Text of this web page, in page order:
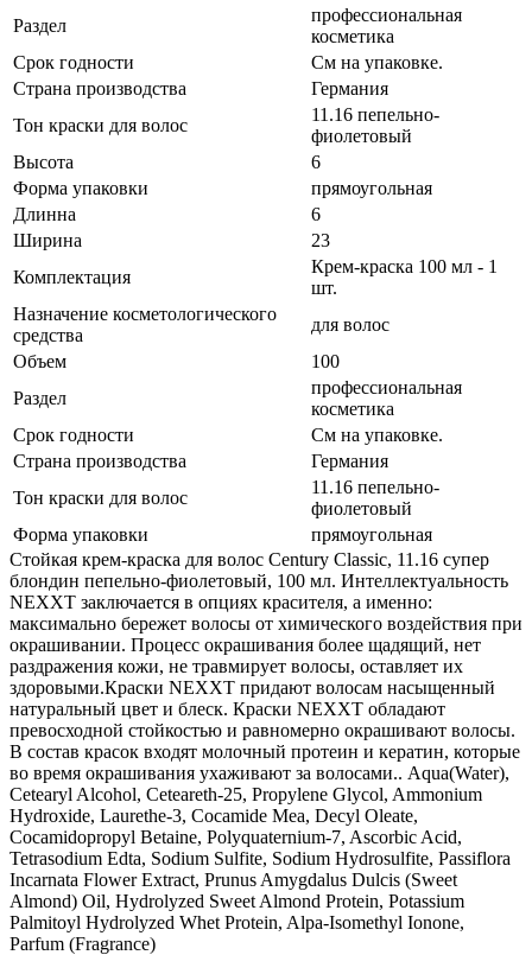
Раздел
профессиональная
косметика
Срок годности
См на упаковке.
Страна производства
Германия
Тон краски для волос
11.16 пепельно-
фиолетовый
Высота
6
Форма упаковки
прямоугольная
Длинна
6
Ширина
23
Комплектация
Крем-краска 100 мл - 1
шт.
Назначение косметологического
средства
для волос
Объем
100
Раздел
профессиональная
косметика
Срок годности
См на упаковке.
Страна производства
Германия
Тон краски для волос
11.16 пепельно-
фиолетовый
Форма упаковки
прямоугольная
Стойкая крем-краска для волос Century Classic, 11.16 супер
блондин пепельно-фиолетовый, 100 мл. Интеллектуальность
NEXXT заключается в опциях красителя, а именно:
максимально бережет волосы от химического воздействия при
окрашивании. Процесс окрашивания более щадящий, нет
раздражения кожи, не травмирует волосы, оставляет их
здоровыми.Краски NEXXT придают волосам насыщенный
натуральный цвет и блеск. Краски NEXXT обладают
превосходной стойкостью и равномерно окрашивают волосы.
В состав красок входят молочный протеин и кератин, которые
во время окрашивания ухаживают за волосами.. Aqua(Water),
Cetearyl Alcohol, Ceteareth-25, Propylene Glycol, Ammonium
Hydroxide, Laurethe-3, Cocamide Mea, Decyl Oleate,
Cocamidopropyl Betaine, Polyquaternium-7, Ascorbic Acid,
Tetrasodium Edta, Sodium Sulfite, Sodium Hydrosulfite, Passiflora
Incarnata Flower Extract, Prunus Amygdalus Dulcis (Sweet
Almond) Oil, Hydrolyzed Sweet Almond Protein, Potassium
Palmitoyl Hydrolyzed Whet Protein, Alpa-Isomethyl Ionone,
Parfum (Fragrance)